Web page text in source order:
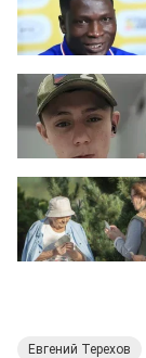
Евгений Терехов